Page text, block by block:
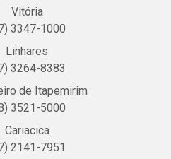
Vitória
3347-1000
Linhares
3264-8383
de Itapemirim
3521-5000
Cariacica
2141-7951